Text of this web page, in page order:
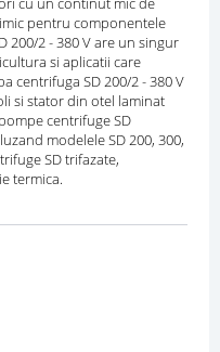
pentru componentele
200/2 - 380 V are un singur
si aplicatii care
centrifuga SD 200/2 - 380 V
si stator din otel laminat
centrifuge SD
modelele SD 200, 300,
SD trifazate,
termica.